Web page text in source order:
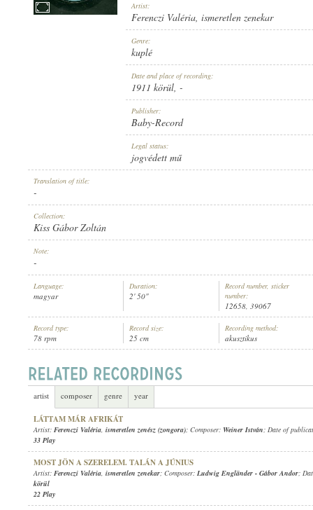
RECORD NUMBER:
Artist:
Ferenczi Valéria, ismeretlen zenekar
Genre:
kuplé
Date and place of recording:
1911 körül, -
Publisher:
Baby-Record
Legal status:
jogvédett mű
Translation of title:
-
Collection:
Kiss Gábor Zoltán
Note:
-
Language:
magyar
Duration:
2' 50"
Record number, sticker
number:
12658, 39067
Record type:
78 rpm
Record size:
25 cm
Recording method:
akusztikus
artist composer genre year
LÁTTAM MÁR AFRIKÁT
Artist: Ferenczi Valéria, ismeretlen zenész (zongora); Composer: Weiner István; Date of
33 Play
MOST JÖN A SZERELEM. TALÁN A JÚNIUS
Artist: Ferenczi Valéria, ismeretlen zenekar; Composer: Ludwig Engländer - Gábor Andor;
körül
22 Play